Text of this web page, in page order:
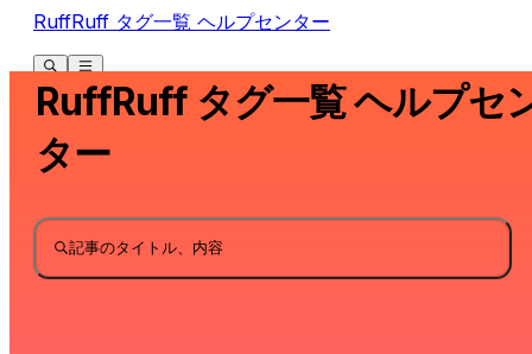
RuffRuff タグ一覧 ヘルプセンター
RuffRuff タグ一覧 ヘルプセ
ター
記事のタイトル、内容